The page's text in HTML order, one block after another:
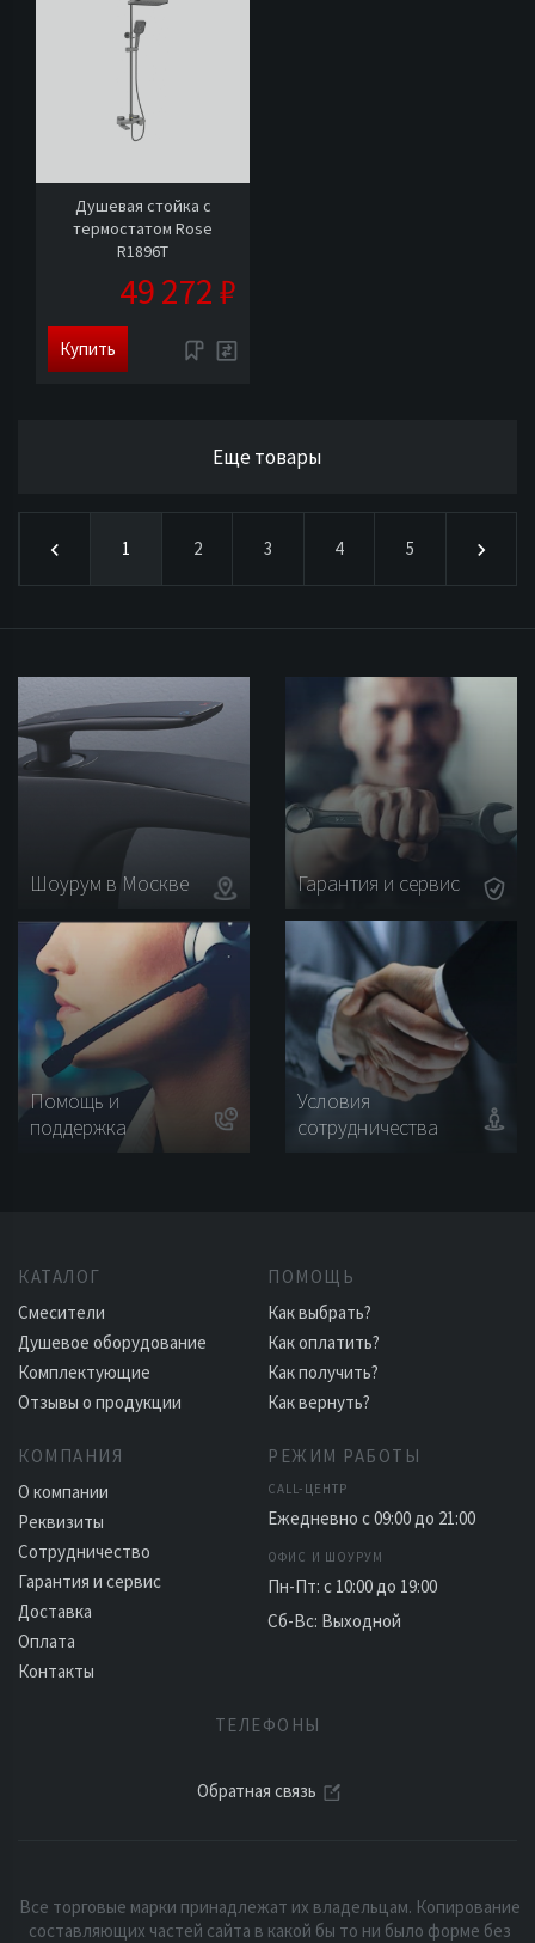
Душевая стойка с
термостатом Rose
R1896T
49 272 ₽
Купить
Еще товары
1 2 3 4 5
Шоурум в Москве Гарантия и сервис
Помощь и
поддержка
Условия
сотрудничества
КАТАЛОГ
Смесители
Душевое оборудование
Комплектующие
Отзывы о продукции
ПОМОЩЬ
Как выбрать?
Как оплатить?
Как получить?
Как вернуть?
КОМПАНИЯ
О компании
Реквизиты
Сотрудничество
Гарантия и сервис
Доставка
Оплата
Контакты
РЕЖИМ РАБОТЫ
CALL-ЦЕНТР
Ежедневно с 09:00 до 21:00
ОФИС И ШОУРУМ
Пн-Пт: с 10:00 до 19:00
Сб-Вс: Выходной
ТЕЛЕФОНЫ
Обратная связь
Все торговые марки принадлежат их владельцам. Копирование
составляющих частей сайта в какой бы то ни было форме без